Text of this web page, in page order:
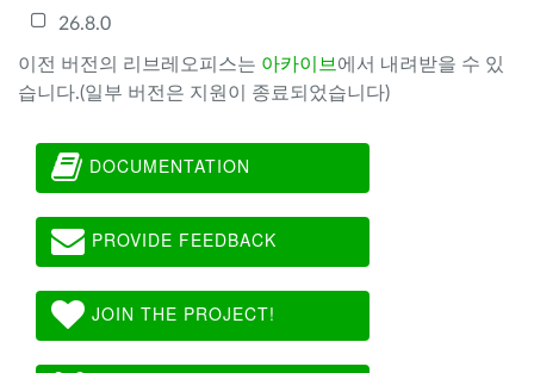
26.8.0
이전 버전의 리브레오피스는 아카이브 에서 내려받을 수 있
습니다.(일부 버전은 지원이 종료되었습니다)
DOCUMENTATION
PROVIDE FEEDBACK
JOIN THE PROJECT!